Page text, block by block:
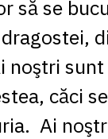
să se
sunt
căci
Ai